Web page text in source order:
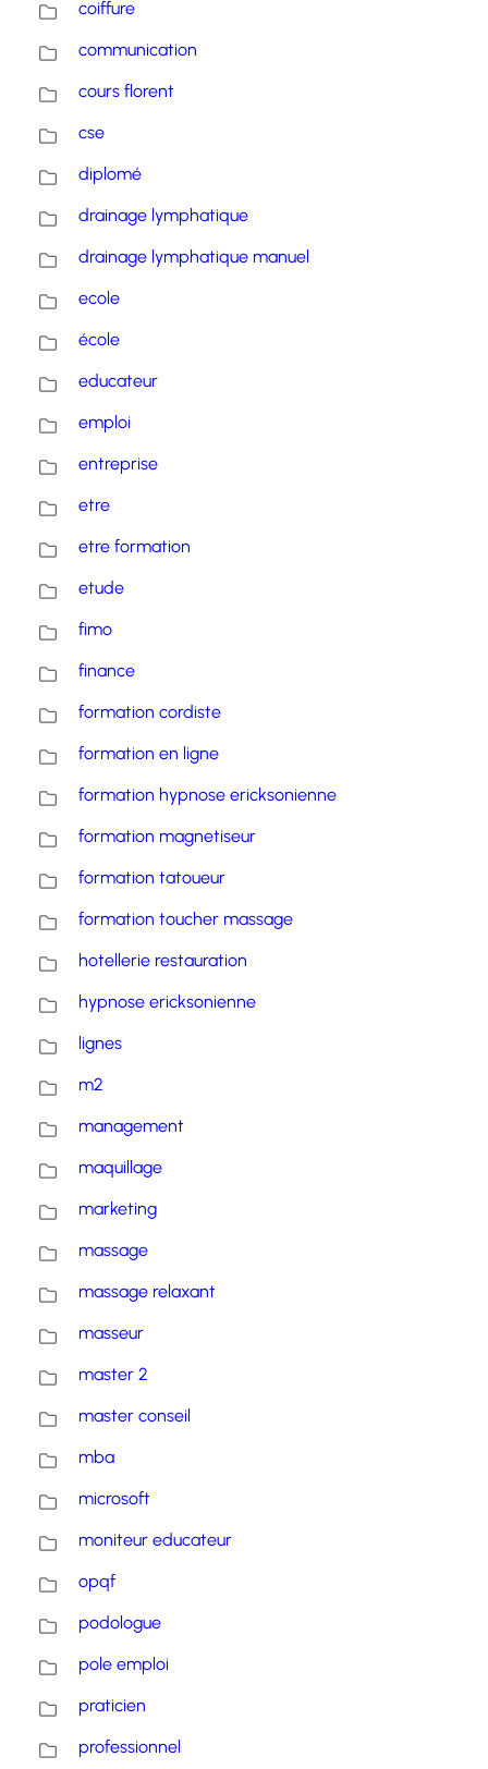
coiffure
communication
cours florent
cse
diplomé
drainage lymphatique
drainage lymphatique manuel
ecole
école
educateur
emploi
entreprise
etre
etre formation
etude
fimo
finance
formation cordiste
formation en ligne
formation hypnose ericksonienne
formation magnetiseur
formation tatoueur
formation toucher massage
hotellerie restauration
hypnose ericksonienne
lignes
m2
management
maquillage
marketing
massage
massage relaxant
masseur
master 2
master conseil
mba
microsoft
moniteur educateur
opqf
podologue
pole emploi
praticien
professionnel